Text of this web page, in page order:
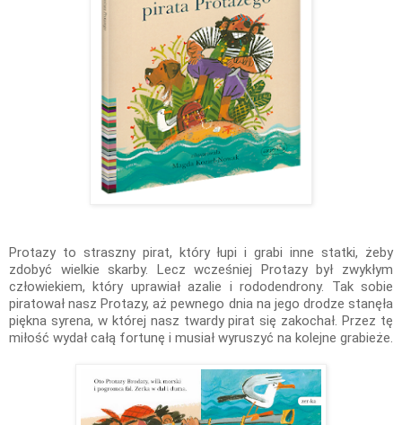
Protazy to straszny pirat, który łupi i grabi inne statki, żeby
zdobyć wielkie skarby. Lecz wcześniej Protazy był zwykłym
człowiekiem, który uprawiał azalie i rododendrony. Tak sobie
piratował nasz Protazy, aż pewnego dnia na jego drodze stanęła
piękna syrena, w której nasz twardy pirat się zakochał. Przez tę
miłość wydał całą fortunę i musiał wyruszyć na kolejne grabieże.